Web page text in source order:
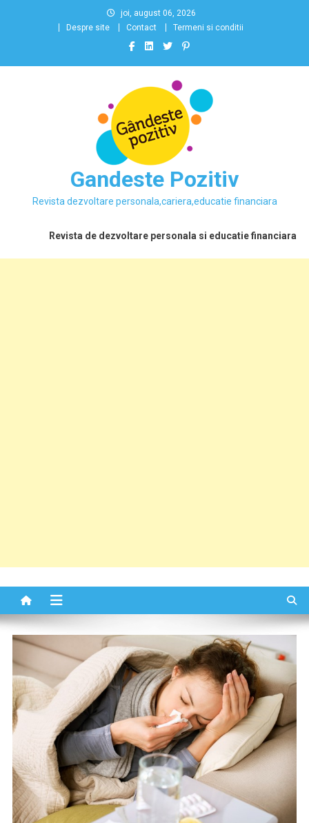
joi, august 06, 2026
Despre site
Contact Termeni si conditii
Gandeste Pozitiv
Revista dezvoltare personala,cariera,educatie financiara
Revista de dezvoltare personala si educatie financiara